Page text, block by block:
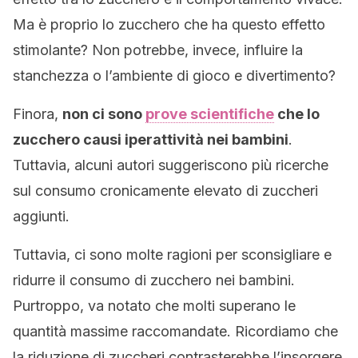
Ma è proprio lo zucchero che ha questo effetto
stimolante? Non potrebbe, invece, influire la
stanchezza o l’ambiente di gioco e divertimento?
Finora, non ci sono prove scientifiche che lo
zucchero causi iperattività nei bambini.
Tuttavia, alcuni autori suggeriscono più ricerche
sul consumo cronicamente elevato di zuccheri
aggiunti.
Tuttavia, ci sono molte ragioni per sconsigliare e
ridurre il consumo di zucchero nei bambini.
Purtroppo, va notato che molti superano le
quantità massime raccomandate. Ricordiamo che